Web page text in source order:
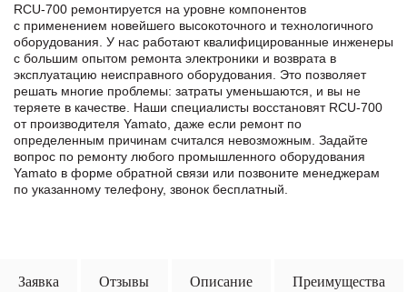
RCU-700 ремонтируется на уровне компонентов
с применением новейшего высокоточного и технологичного
оборудования. У нас работают квалифицированные инженеры
с большим опытом ремонта электроники и возврата в
эксплуатацию неисправного оборудования. Это позволяет
решать многие проблемы: затраты уменьшаются, и вы не
теряете в качестве. Наши специалисты восстановят RCU-700
от производителя Yamato, даже если ремонт по
определенным причинам считался невозможным. Задайте
вопрос по ремонту любого промышленного оборудования
Yamato в формe обратной связи или позвоните менеджерам
по указанному телефону, звонок бесплатный.
Заявка Отзывы Описание Преимущества